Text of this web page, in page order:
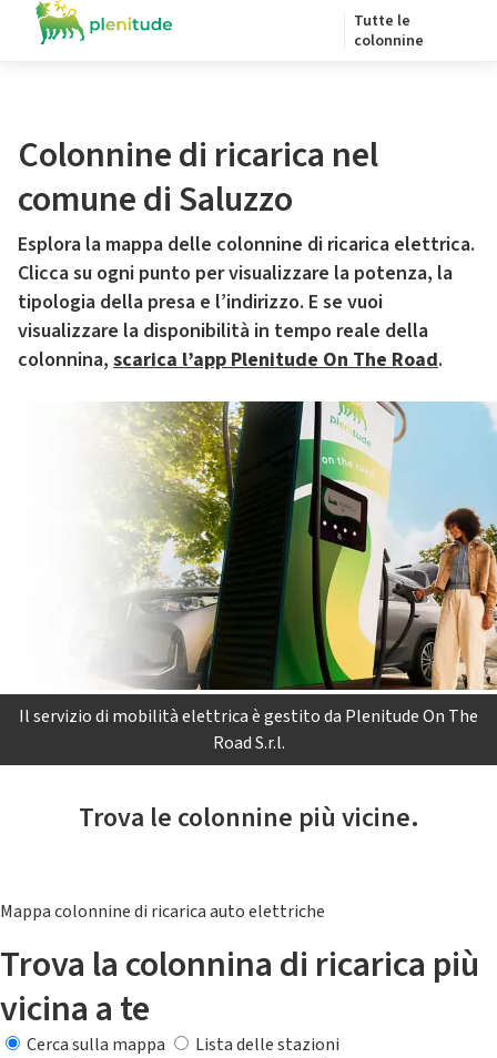
Tutte le
colonnine
Colonnine di ricarica nel
comune di Saluzzo
Esplora la mappa delle colonnine di ricarica elettrica.
Clicca su ogni punto per visualizzare la potenza, la
tipologia della presa e l’indirizzo. E se vuoi
visualizzare la disponibilità in tempo reale della
colonnina, scarica l’app Plenitude On The Road.
Il servizio di mobilità elettrica è gestito da Plenitude On The
Road S.r.l.
Trova le colonnine più vicine.
Mappa colonnine di ricarica auto elettriche
Trova la colonnina di ricarica più
vicina a te
Cerca sulla mappa
Lista delle stazioni